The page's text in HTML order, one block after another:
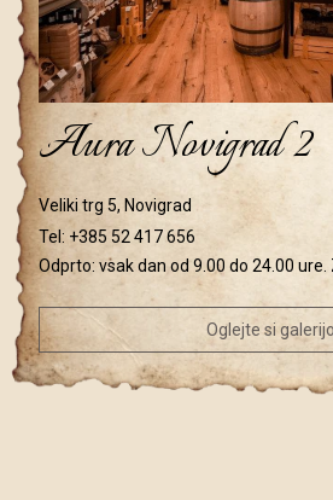
Aura Novigrad 2
Veliki trg 5, Novigrad
Tel: +385 52 417 656
Odprto: vsak dan od 9.00 do 24.00
Oglejte si galerijo